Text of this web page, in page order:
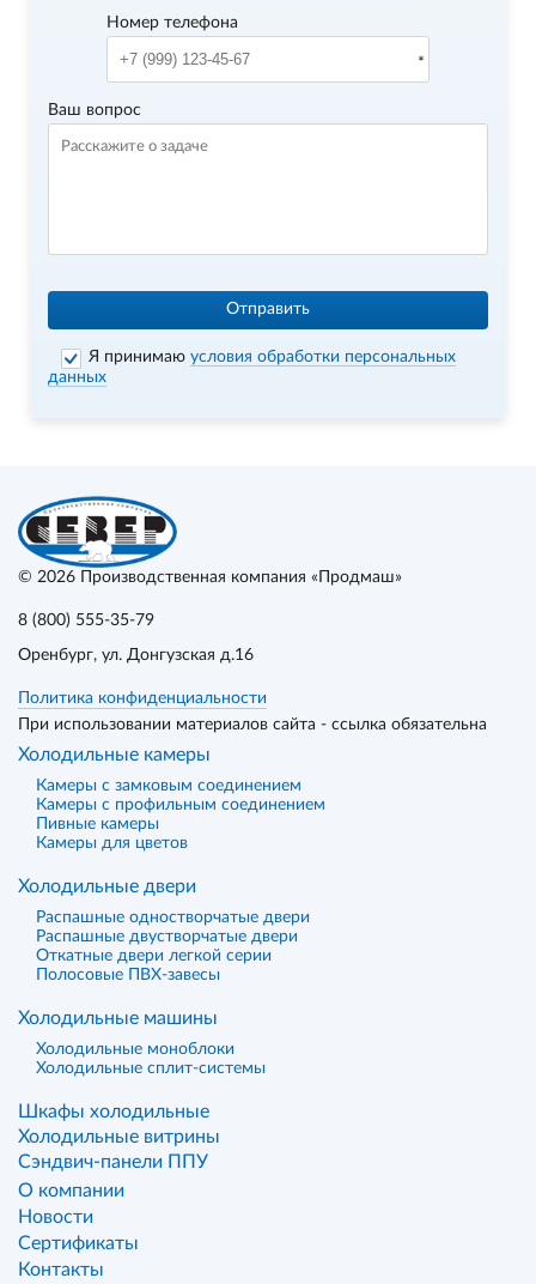
Номер телефона
Ваш вопрос
Отправить
Я принимаюусловия обработки персональных
данных
© 2026 Производственная компания «Продмаш»
8 (800) 555-35-79
Оренбург, ул. Донгузская д.16
Политика конфиденциальности
При использовании материалов сайта - ссылка обязательна
Холодильные камеры
Камеры с замковым соединением
Камеры с профильным соединением
Пивные камеры
Камеры для цветов
Холодильные двери
Распашные одностворчатые двери
Распашные двустворчатые двери
Откатные двери легкой серии
Полосовые ПВХ-завесы
Холодильные машины
Холодильные моноблоки
Холодильные сплит-системы
Шкафы холодильные
Холодильные витрины
Сэндвич-панели ППУ
О компании
Новости
Сертификаты
Контакты